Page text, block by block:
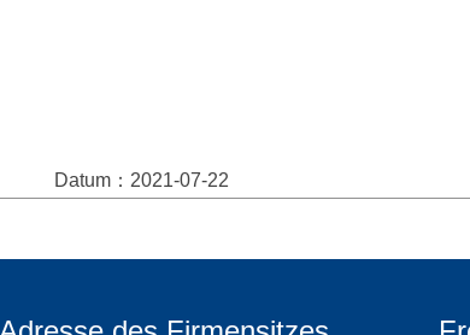
Datum：2021-07-22